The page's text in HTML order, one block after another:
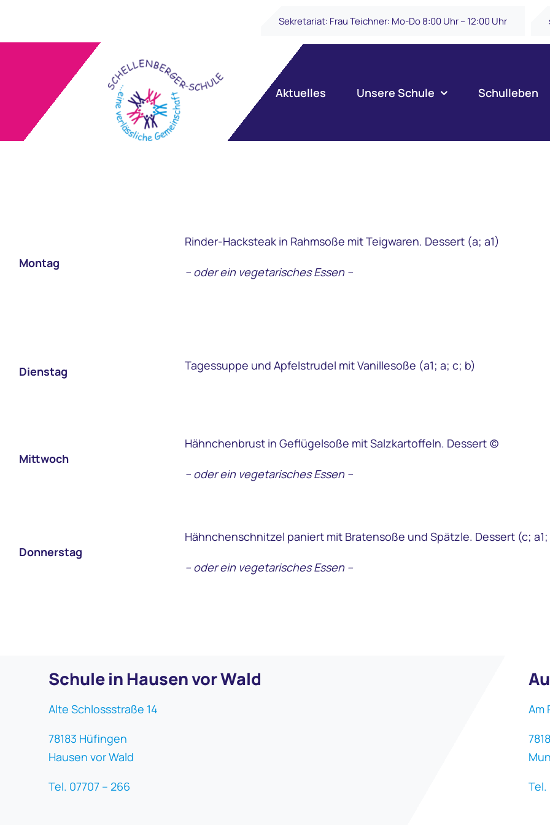
springen
Sekretariat: Frau Teichner: Mo-Do 8:00 Uhr – 12:00 Uhr
Aktuelles Unsere Schule Schulleben
Montag
Rinder-Hacksteak in Rahmsoße mit Teigwaren. Dessert (a; a1)
– oder ein vegetarisches Essen –
Dienstag Tagessuppe und Apfelstrudel mit Vanillesoße (a1; a; c; b)
Mittwoch
Hähnchenbrust in Geflügelsoße mit Salzkartoffeln. Dessert (c)
– oder ein vegetarisches Essen –
Donnerstag
Hähnchenschnitzel paniert mit Bratensoße und Spätzle. Dessert (c;
– oder ein vegetarisches Essen –
Schule in Hausen vor Wald
Alte Schlossstraße 14
78183 Hüfingen
Hausen vor Wald
Tel. 07707 – 266
Am
Tel.